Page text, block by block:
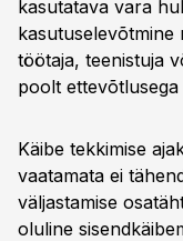
kasutatava vara
kasutuselevõtmine
töötaja, teenistuja
poolt
Käibe tekkimise
vaatamata ei
väljastamise
oluline